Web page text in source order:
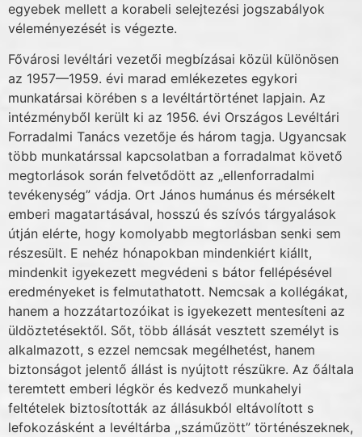
egyebek mellett a korabeli selejtezési jogszabályok
véleménye­zését is végezte.
Fővárosi levéltári vezetői megbízásai közül különösen
az 1957—1959. évi marad emlé­kezetes egykori
munkatársai körében s a levéltártörténet lapjain. Az
intézményből került ki az 1956. évi Országos Levéltári
Forradalmi Tanács vezetője és három tagja. Ugyancsak
több munkatárssal kapcsolatban a forradalmat követő
megtorlások során felvetődött az „el­lenforradalmi
tevékenység” vádja. Ort János humánus és mérsékelt
emberi magatartásával, hosszú és szívós tárgyalások
útján elérte, hogy komolyabb megtorlásban senki sem
része­sült. E nehéz hónapokban mindenkiért kiállt,
mindenkit igyekezett megvédeni s bátor fel­lépésével
eredményeket is felmutathatott. Nemcsak a kollégákat,
hanem a hozzátartozóikat is igyekezett mentesíteni az
üldöztetésektől. Sőt, több állását vesztett személyt is
alkalma­zott, s ezzel nemcsak megélhetést, hanem
biztonságot jelentő állást is nyújtott részükre. Az őáltala
teremtett emberi légkör és kedvező munkahelyi
feltételek biztosították az állásukból eltávolított s
lefokozásként a levéltárba ,,száműzött” történészeknek,